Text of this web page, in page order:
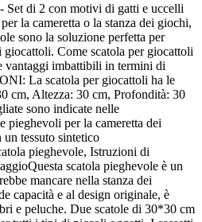
di 2 con motivi di gatti e uccelli
la cameretta o la stanza dei giochi,
sono la soluzione perfetta per
Come scatola per giocattoli
vantaggi imbattibili in termini di
La scatola per giocattoli ha le
cm, Altezza: 30 cm, Profondità: 30
sono indicate nelle
per la cameretta dei
tessuto sintetico
pieghevole, Istruzioni di
scatola pieghevole è un
mancare nella stanza dei
capacità e al design originale, è
e peluche. Due scatole di 30*30 cm